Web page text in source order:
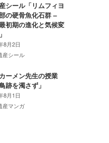
シール「リムフィヨ
の硬骨魚化石群 –
初期の進化と気候変
8月2日
産シール
ーメン先生の授業
跡を濁さず」
8月1日
産マンガ